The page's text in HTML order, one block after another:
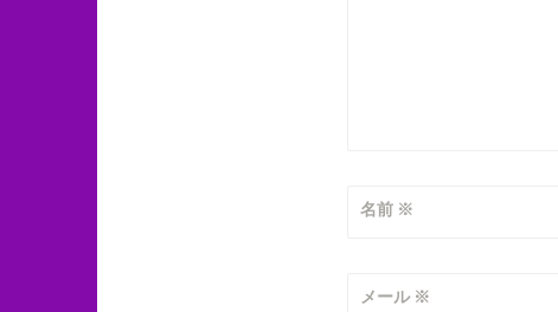
名前 ※
メール ※